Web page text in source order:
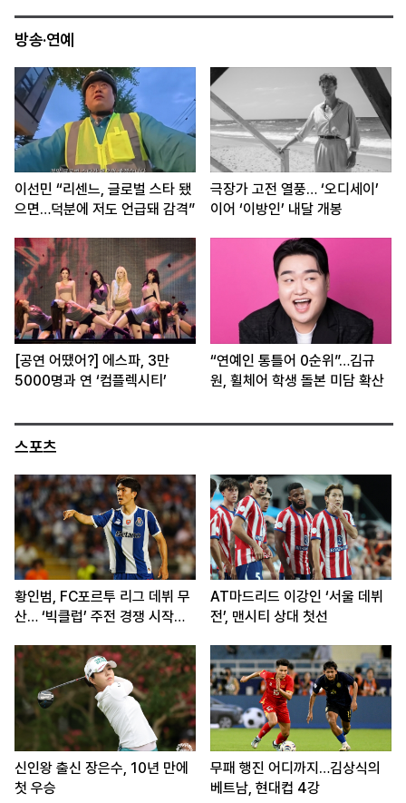
방송·연예
이선민 “리센느, 글로벌 스타 됐
으면…덕분에 저도 언급돼 감격”
극장가 고전 열풍… ‘오디세이’
이어 ‘이방인’ 내달 개봉
[공연 어땠어?] 에스파, 3만
5000명과 연 ‘컴플렉시티’
“연예인 통틀어 0순위”…김규
원, 휠체어 학생 돌본 미담 확산
스포츠
황인범, FC포르투 리그 데뷔 무
산… ‘빅클럽’ 주전 경쟁 시작됐
AT마드리드 이강인 ‘서울 데뷔
전’, 맨시티 상대 첫선
신인왕 출신 장은수, 10년 만에
첫 우승
무패 행진 어디까지…김상식의
베트남, 현대컵 4강